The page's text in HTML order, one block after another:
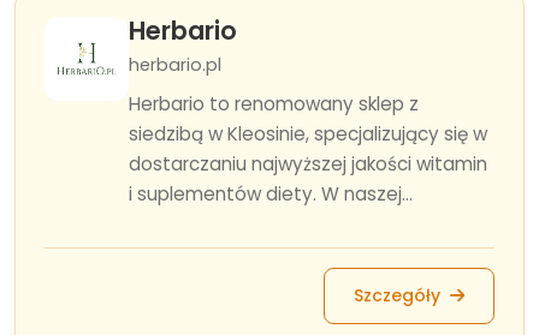
Herbario
herbario.pl
Herbario to renomowany sklep z
siedzibą w Kleosinie, specjalizujący się w
dostarczaniu najwyższej jakości witamin
i suplementów diety. W naszej...
Szczegóły